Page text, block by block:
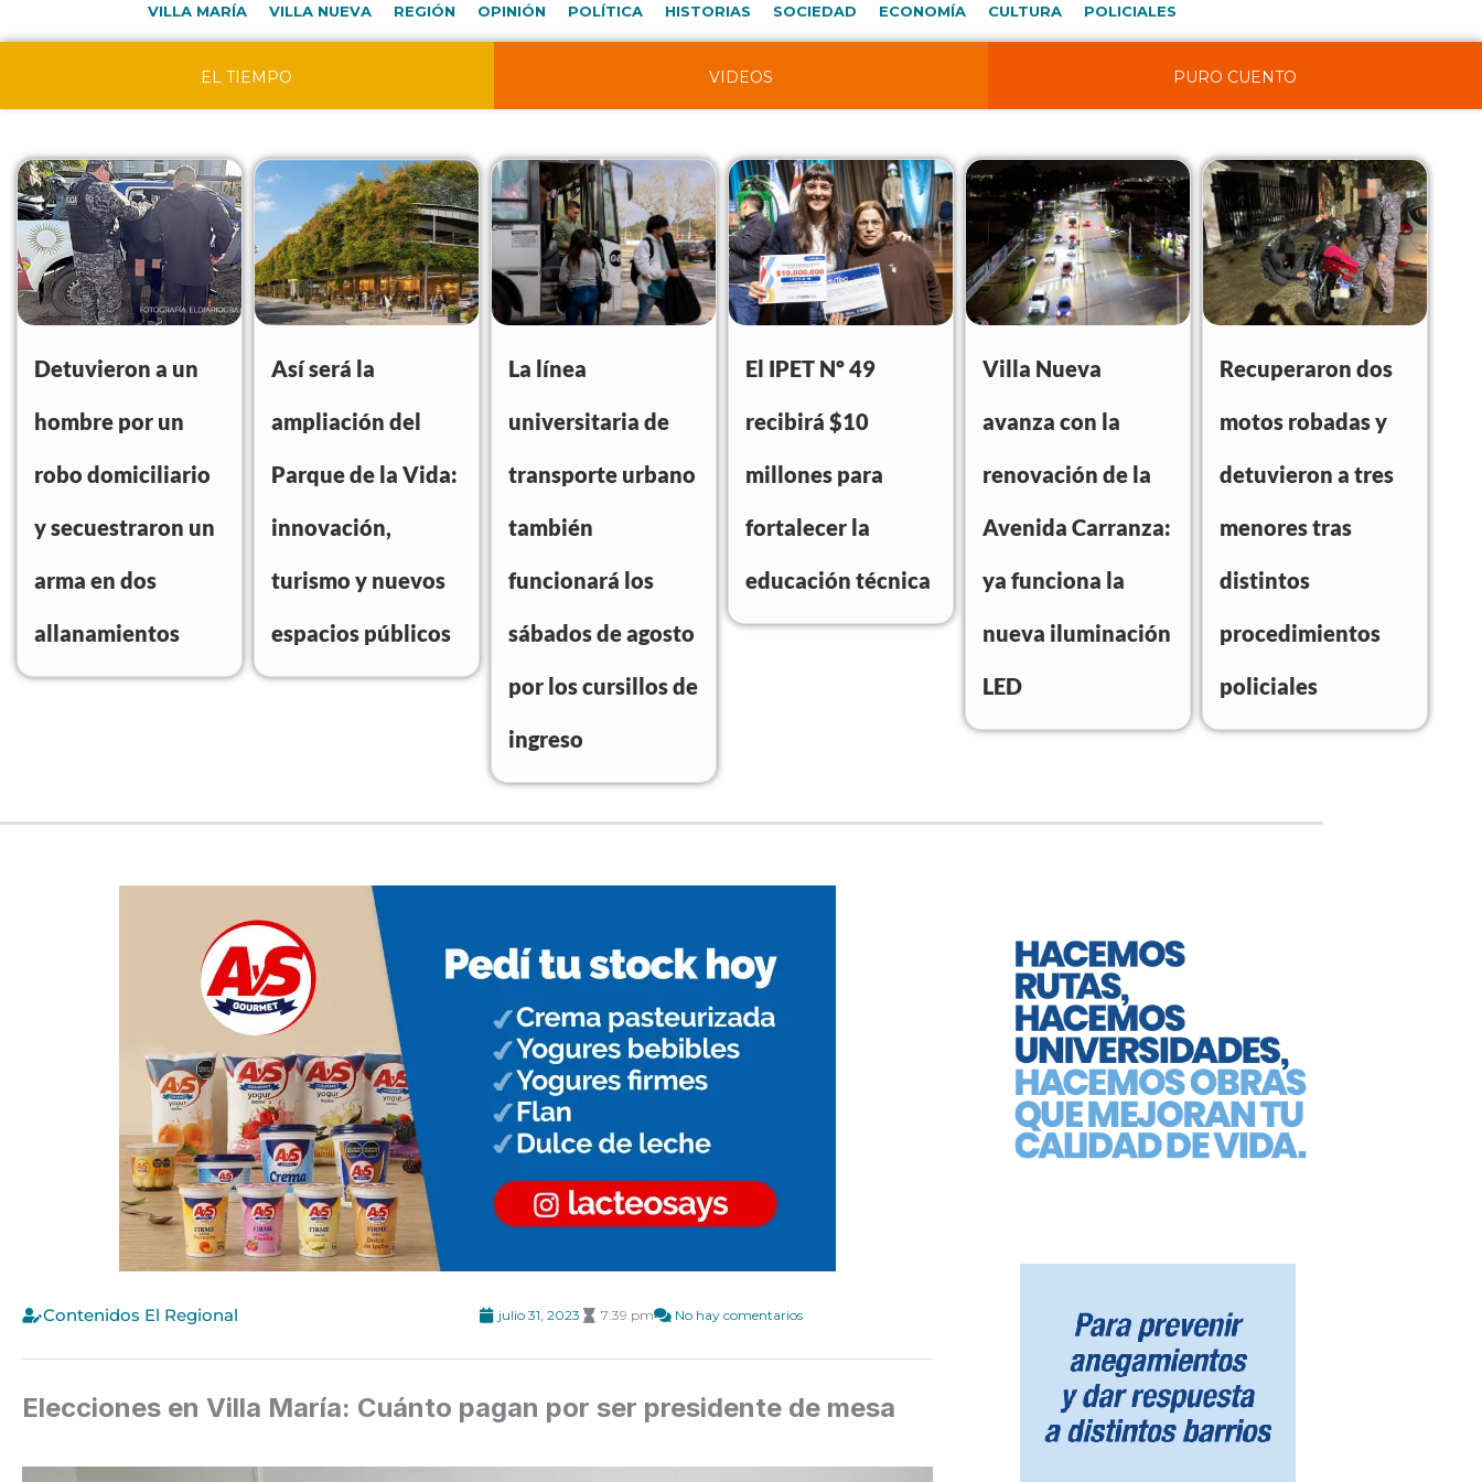
VILLA MARÍA VILLA NUEVA REGIÓN OPINIÓN POLÍTICA HISTORIAS SOCIEDAD ECONOMÍA CULTURA POLICIALES
EL TIEMPO VIDEOS PURO CUENTO
Detuvieron a un
hombre por un
robo domiciliario
y secuestraron un
arma en dos
allanamientos
Así será la
ampliación del
Parque de la Vida:
innovación,
turismo y nuevos
espacios públicos
La línea
universitaria de
transporte urbano
también
funcionará los
sábados de agosto
por los cursillos de
ingreso
El IPET Nº 49
recibirá $10
millones para
fortalecer la
educación técnica
Villa Nueva
avanza con la
renovación de la
Avenida Carranza:
ya funciona la
nueva iluminación
LED
Recuperaron dos
motos robadas y
detuvieron a tres
menores tras
distintos
procedimientos
policiales
Contenidos El Regional julio 31, 2023 7:39 pm No hay comentarios
Elecciones en Villa María: Cuánto pagan por ser presidente de mesa